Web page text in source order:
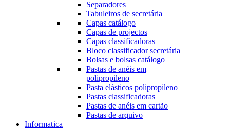
Separadores
Tabuleiros de secretária
Capas catálogo
Capas de projectos
Capas classificadoras
Bloco classificador secretária
Bolsas e bolsas catálogo
Pastas de anéis em
polipropileno
Pasta elásticos polipropileno
Pastas classificadoras
Pastas de anéis em cartão
Pastas de arquivo
Informatica